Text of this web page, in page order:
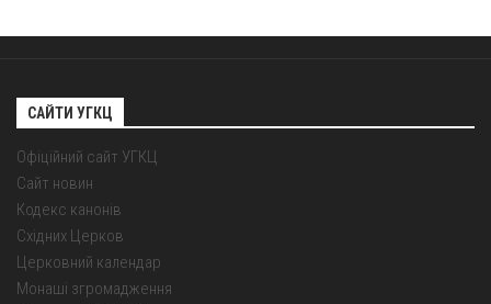
САЙТИ УГКЦ
Офіційний сайт УГКЦ
Сайт новин
Кодекс канонів
Східних Церков
Церковний календар
Монаші згромадження